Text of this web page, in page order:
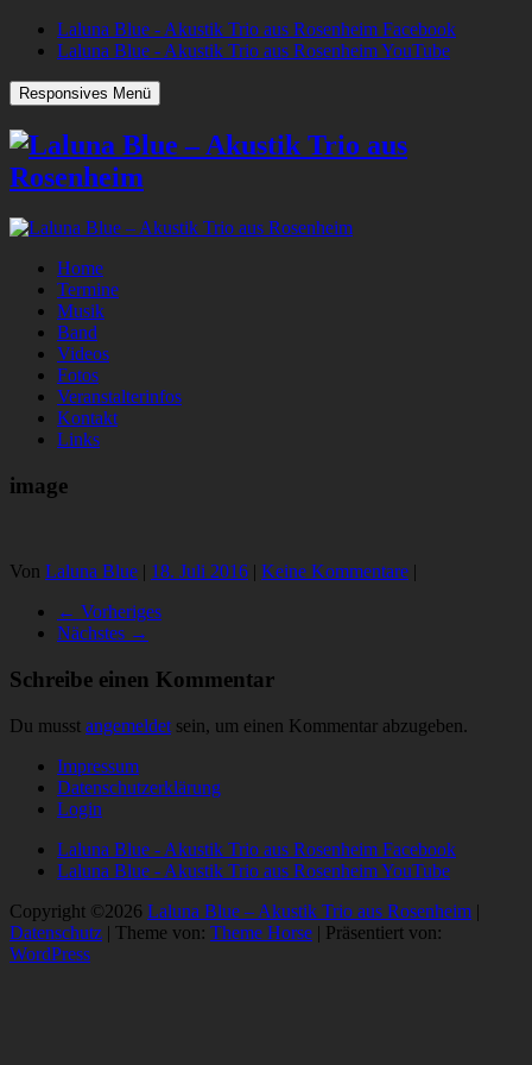
Laluna Blue - Akustik Trio aus Rosenheim Facebook
Laluna Blue - Akustik Trio aus Rosenheim YouTube
Responsives Menü
Home
Termine
Musik
Band
Videos
Fotos
Veranstalterinfos
Kontakt
Links
image
Von Laluna Blue | 18. Juli 2016 | Keine Kommentare |
← Vorheriges
Nächstes →
Schreibe einen Kommentar
Du musst angemeldet sein, um einen Kommentar abzugeben.
Impressum
Datenschutzerklärung
Login
Laluna Blue - Akustik Trio aus Rosenheim Facebook
Laluna Blue - Akustik Trio aus Rosenheim YouTube
Copyright ©2026 Laluna Blue – Akustik Trio aus Rosenheim |
Datenschutz | Theme von: Theme Horse | Präsentiert von:
WordPress